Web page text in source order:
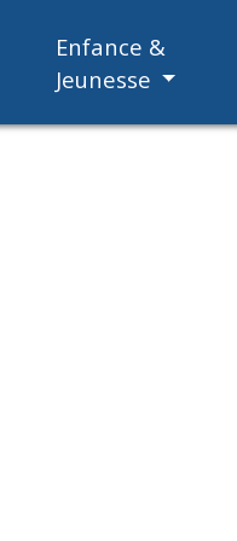
Enfance &
Jeunesse